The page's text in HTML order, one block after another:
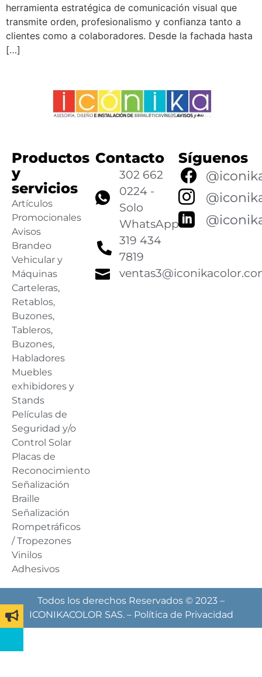
herramienta estratégica de comunicación visual que
transmite orden, profesionalismo y confianza tanto a
clientes como a colaboradores. Desde la fachada hasta
[…]
Productos
y
servicios
Artículos
Promocionales
Avisos
Brandeo
Vehicular y
Máquinas
Carteleras,
Retablos,
Buzones,
Tableros,
Buzones,
Habladores
Muebles
exhibidores y
Stands
Películas de
Seguridad y/o
Control Solar
Placas de
Reconocimiento
Señalización
Braille
Señalización
Rompetráficos
/ Tropezones
Vinilos
Adhesivos
Contacto
302 662
0224 -
Solo
WhatsApp
319 434
7819
Síguenos
Todos los derechos Reservados © 2023 –
ICONIKACOLOR SAS. – Política de Privacidad